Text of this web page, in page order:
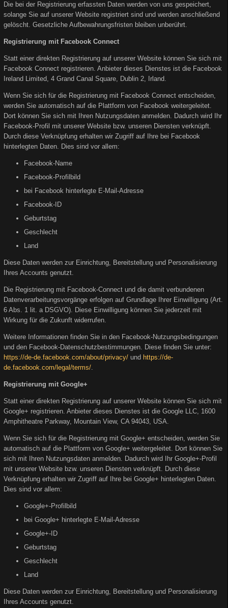
Die bei der Registrierung erfassten Daten werden von uns gespeichert,
solange Sie auf unserer Website registriert sind und werden anschließend
gelöscht. Gesetzliche Aufbewahrungsfristen bleiben unberührt.
Registrierung mit Facebook Connect
Statt einer direkten Registrierung auf unserer Website können Sie sich mit
Facebook Connect registrieren. Anbieter dieses Dienstes ist die Facebook
Ireland Limited, 4 Grand Canal Square, Dublin 2, Irland.
Wenn Sie sich für die Registrierung mit Facebook Connect entscheiden,
werden Sie automatisch auf die Plattform von Facebook weitergeleitet.
Dort können Sie sich mit Ihren Nutzungsdaten anmelden. Dadurch wird Ihr
Facebook-Profil mit unserer Website bzw. unseren Diensten verknüpft.
Durch diese Verknüpfung erhalten wir Zugriff auf Ihre bei Facebook
hinterlegten Daten. Dies sind vor allem:
Facebook-Name
Facebook-Profilbild
bei Facebook hinterlegte E-Mail-Adresse
Facebook-ID
Geburtstag
Geschlecht
Land
Diese Daten werden zur Einrichtung, Bereitstellung und Personalisierung
Ihres Accounts genutzt.
Die Registrierung mit Facebook-Connect und die damit verbundenen
Datenverarbeitungsvorgänge erfolgen auf Grundlage Ihrer Einwilligung (Art.
6 Abs. 1 lit. a DSGVO). Diese Einwilligung können Sie jederzeit mit
Wirkung für die Zukunft widerrufen.
Weitere Informationen finden Sie in den Facebook-Nutzungsbedingungen
und den Facebook-Datenschutzbestimmungen. Diese finden Sie unter:
https://de-de.facebook.com/about/privacy/ und https://de-
de.facebook.com/legal/terms/.
Registrierung mit Google+
Statt einer direkten Registrierung auf unserer Website können Sie sich mit
Google+ registrieren. Anbieter dieses Dienstes ist die Google LLC, 1600
Amphitheatre Parkway, Mountain View, CA 94043, USA.
Wenn Sie sich für die Registrierung mit Google+ entscheiden, werden Sie
automatisch auf die Plattform von Google+ weitergeleitet. Dort können Sie
sich mit Ihren Nutzungsdaten anmelden. Dadurch wird Ihr Google+-Profil
mit unserer Website bzw. unseren Diensten verknüpft. Durch diese
Verknüpfung erhalten wir Zugriff auf Ihre bei Google+ hinterlegten Daten.
Dies sind vor allem:
Google+-Profilbild
bei Google+ hinterlegte E-Mail-Adresse
Google+-ID
Geburtstag
Geschlecht
Land
Diese Daten werden zur Einrichtung, Bereitstellung und Personalisierung
Ihres Accounts genutzt.